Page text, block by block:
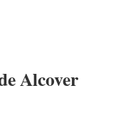
Alcover